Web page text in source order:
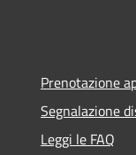
Prenotazione
Segnalazione
Leggi le FAQ